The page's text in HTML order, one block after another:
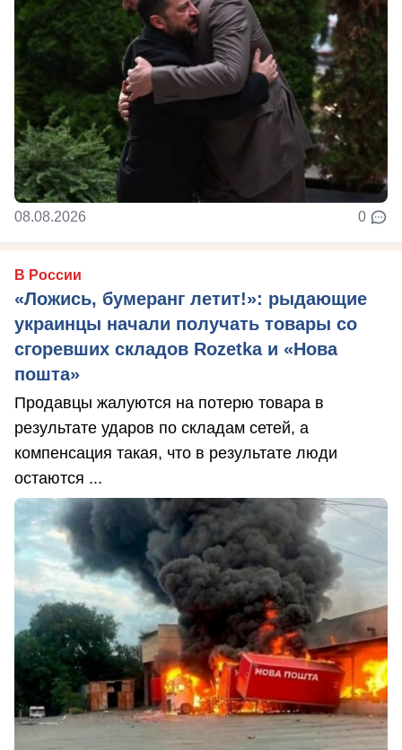
08.08.2026 0
В России
«Ложись, бумеранг летит!»: рыдающие
украинцы начали получать товары со
сгоревших складов Rozetka и «Нова
пошта»
Продавцы жалуются на потерю товара в
результате ударов по складам сетей, а
компенсация такая, что в результате люди
остаются ...